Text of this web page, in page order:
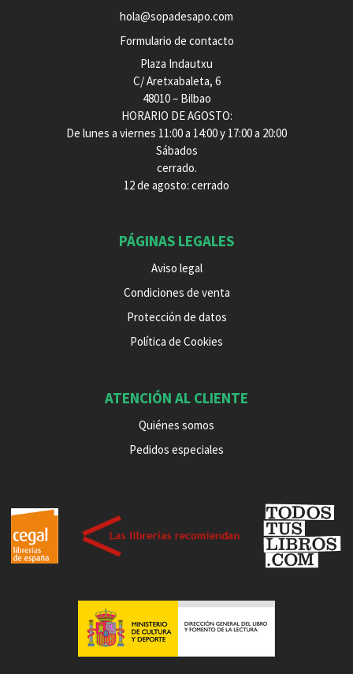
hola@sopadesapo.com
Formulario de contacto
Plaza Indautxu
C/ Aretxabaleta, 6
48010 – Bilbao
HORARIO DE AGOSTO:
De lunes a viernes 11:00 a 14:00 y 17:00 a 20:00
Sábados
cerrado.
12 de agosto: cerrado
PÁGINAS LEGALES
Aviso legal
Condiciones de venta
Protección de datos
Política de Cookies
ATENCIÓN AL CLIENTE
Quiénes somos
Pedidos especiales